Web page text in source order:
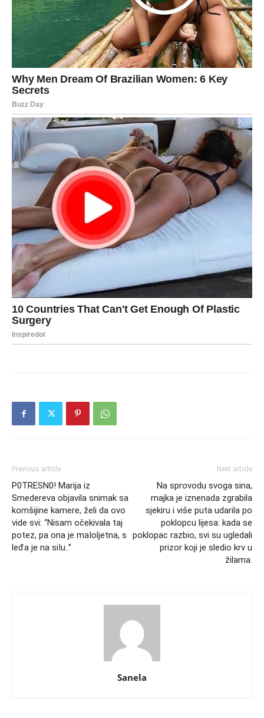
Previous article
P0TRESN0! Marija iz
Smedereva objavila snimak sa
komšijine kamere, želi da ovo
vide svi: “Nisam očekivala taj
potez, pa ona je maIoljetna, s
leđa je na siIu..”
Next article
Na sprovodu svoga sina,
majka je iznenada zgrabila
sjekiru i više puta udarila po
poklopcu lijesa: kada se
poklopac razbio, svi su ugledali
prizor koji je sledio krv u
žilama.
Sanela